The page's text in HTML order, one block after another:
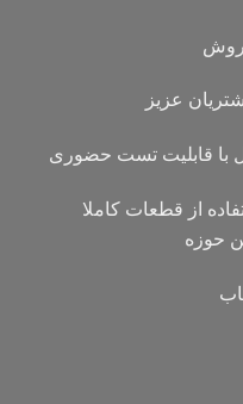
عزیز
با قابلیت تست حضوری
از قطعات کاملا
حوزه